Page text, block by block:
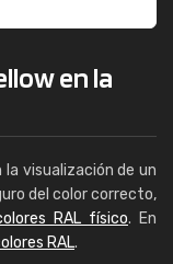
en la
la visualización de un
del color correcto,
RAL físico. En
RAL.